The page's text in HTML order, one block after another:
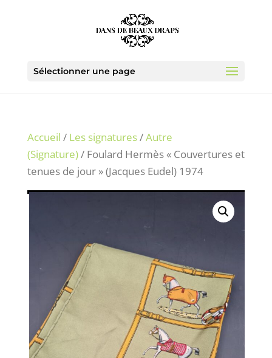
Sélectionner une page
Accueil / Les signatures/Autre
(Signature)/ Foulard Hermès « Couvertures et
tenues de jour » (Jacques Eudel) 1974